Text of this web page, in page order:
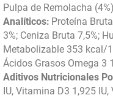
Pulpa de Remolacha
Analíticos: Proteína
3%; Ceniza Bruta 7,5%;
Metabolizable 353 kcal/
Ácidos Grasos Omega 3
Aditivos Nutricionales
IU, Vitamina D3 1,925